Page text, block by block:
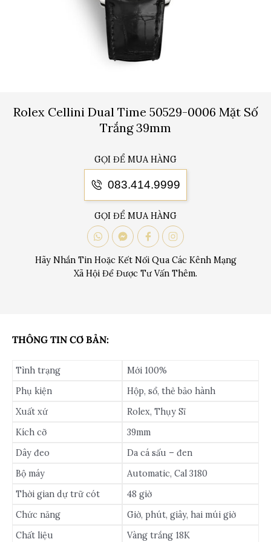
Rolex Cellini Dual Time 50529-0006 Mặt Số
Trắng 39mm
GỌI ĐỂ MUA HÀNG
083.414.9999
GỌI ĐỂ MUA HÀNG
Hãy Nhắn Tin Hoặc Kết Nối Qua Các Kênh Mạng
Xã Hội Để Được Tư Vấn Thêm.
THÔNG TIN CƠ BẢN:
Tình trạng
Mới 100%
Phụ kiện
Hộp, sổ, thẻ bảo hành
Xuất xứ
Rolex, Thụy Sĩ
Kích cỡ
39mm
Dây đeo
Da cá sấu – đen
Bộ máy
Automatic, Cal 3180
Thời gian dự trữ cót
48 giờ
Chức năng
Giờ, phút, giây, hai múi giờ
Chất liệu
Vàng trắng 18K